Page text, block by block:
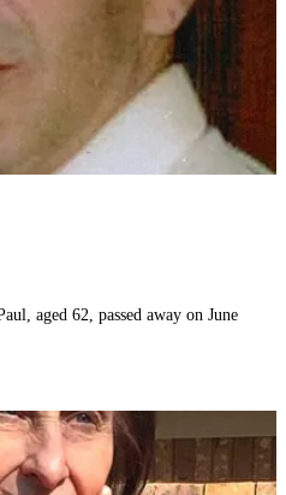
aged 62, passed away on June